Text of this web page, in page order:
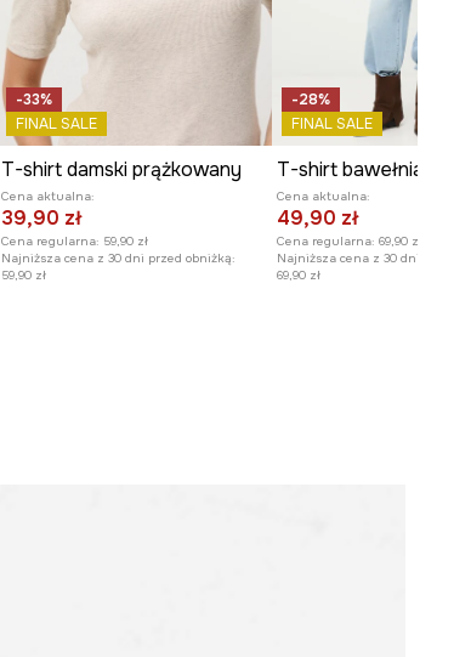
-33%
FINAL SALE
T-shirt damski prążkowany
Cena aktualna:
39,90 zł
Cena regularna: 59,90 zł
Najniższa cena z 30 dni przed obniżką:
59,90 zł
-28%
FINAL SALE
Cena aktualna:
49,90 zł
Cena regularna: 69,90 zł
Najniższa cena z 30 dni przed
69,90 zł